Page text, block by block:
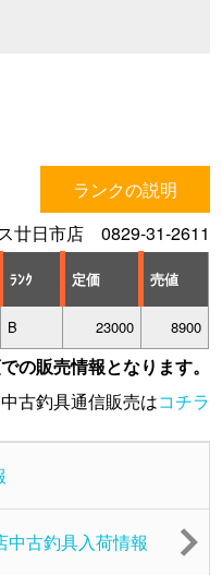
ランクの説明
廿日市店 0829-31-2611
ﾗﾝｸ 定価 売値
B 23000 8900
の販売情報となります。
中古釣具通信販売はコチラ
中古釣具入荷情報